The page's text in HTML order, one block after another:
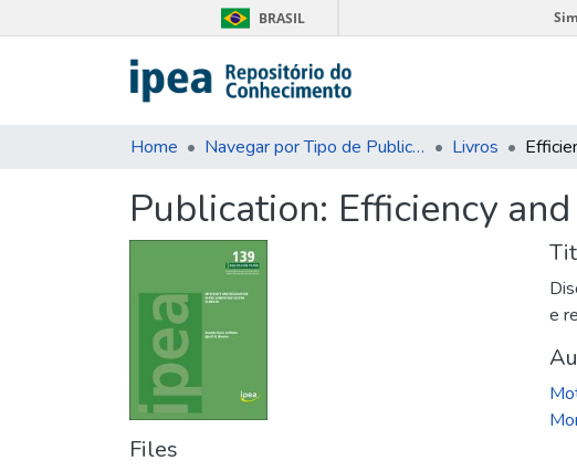
BRASIL
Home Navegar por Tipo de Publicação Livros
Publication: Efficiency
Files
e